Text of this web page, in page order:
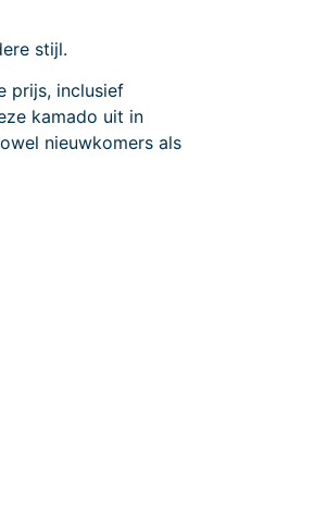
stijl.
prijs, inclusief
kamado uit in
nieuwkomers als